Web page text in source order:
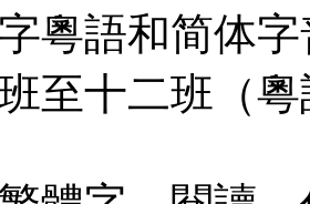
粵語和简体
班至十